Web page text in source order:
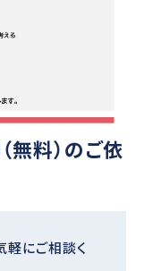
無料）のご依
軽にご相談く